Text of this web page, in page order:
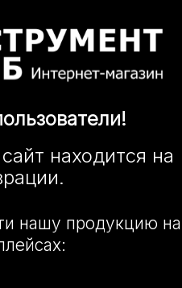
находится на
нашу продукцию на